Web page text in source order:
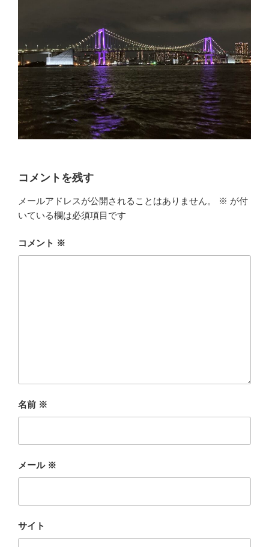
コメントを残す
メールアドレスが公開されることはありません。 ※ が付
いている欄は必須項目です
コメント ※
名前 ※
メール ※
サイト